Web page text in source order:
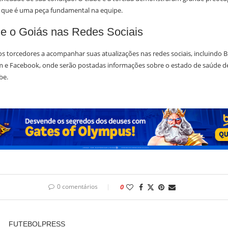
é uma peça fundamental na equipe.
o Goiás nas Redes Sociais
torcedores a acompanhar suas atualizações nas redes sociais, incluindo
e Facebook, onde serão postadas informações sobre o estado de saúde
0 comentários 0
FUTEBOLPRESS